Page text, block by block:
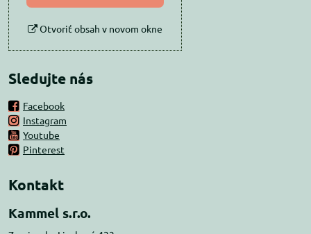
Otvoriť obsah v novom okne
Sledujte nás
Facebook
Instagram
Youtube
Pinterest
Kontakt
Kammel s.r.o.